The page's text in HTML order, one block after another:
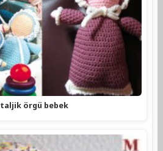
örgü bebek